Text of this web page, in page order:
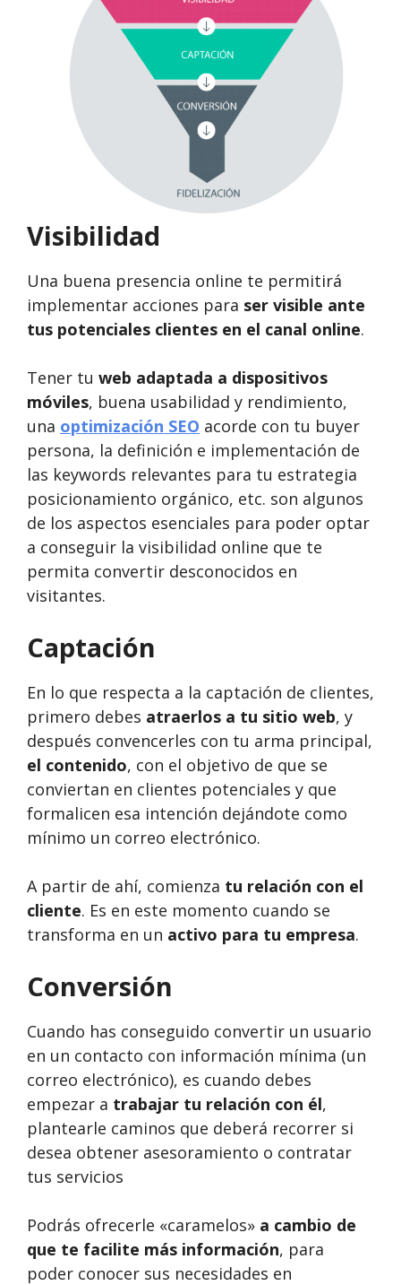
Visibilidad
Una buena presencia online te permitirá
implementar acciones para ser visible ante
tus potenciales clientes en el canal online.
Tener tu web adaptada a dispositivos
móviles, buena usabilidad y rendimiento,
una optimización SEO acorde con tu buyer
persona, la definición e implementación de
las keywords relevantes para tu estrategia
posicionamiento orgánico, etc. son algunos
de los aspectos esenciales para poder optar
a conseguir la visibilidad online que te
permita convertir desconocidos en
visitantes.
Captación
En lo que respecta a la captación de clientes,
primero debes atraerlos a tu sitio web, y
después convencerles con tu arma principal,
el contenido, con el objetivo de que se
conviertan en clientes potenciales y que
formalicen esa intención dejándote como
mínimo un correo electrónico.
A partir de ahí, comienza tu relación con el
cliente. Es en este momento cuando se
transforma en un activo para tu empresa.
Conversión
Cuando has conseguido convertir un usuario
en un contacto con información mínima (un
correo electrónico), es cuando debes
empezar a trabajar tu relación con él,
plantearle caminos que deberá recorrer si
desea obtener asesoramiento o contratar
tus servicios
Podrás ofrecerle «caramelos» a cambio de
que te facilite más información, para
poder conocer sus necesidades en